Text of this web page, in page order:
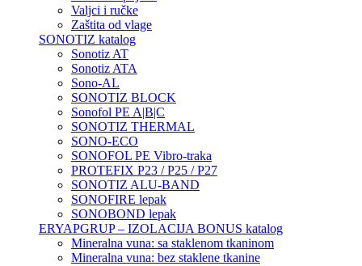
Valjci i ručke
Zaštita od vlage
SONOTIZ katalog
Sonotiz AT
Sonotiz ATA
Sono-AL
SONOTIZ BLOCK
Sonofol PE A|B|C
SONOTIZ THERMAL
SONO-ECO
SONOFOL PE Vibro-traka
PROTEFIX P23 / P25 / P27
SONOTIZ ALU-BAND
SONOFIRE lepak
SONOBOND lepak
ERYAPGRUP – IZOLACIJA BONUS katalog
Mineralna vuna: sa staklenom tkaninom
Mineralna vuna: bez staklene tkanine